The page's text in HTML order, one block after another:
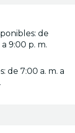
de
a 9:00 p. m.
de 7:00 a. m. a